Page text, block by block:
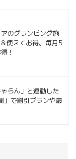
のグランピング施
使えてお得。毎月5
！
らん」と連動した
」で割引プランや最